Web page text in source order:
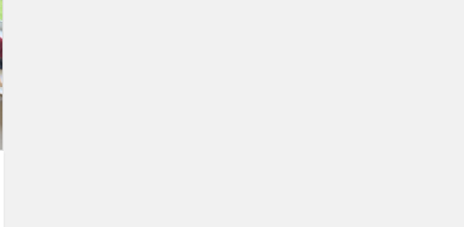
„Rudens
spalvų
mozaika“